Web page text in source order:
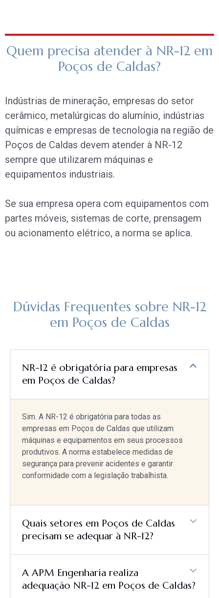
Quem precisa atender à NR-12 em
Poços de Caldas?
Indústrias de mineração, empresas do setor
cerâmico, metalúrgicas do alumínio, indústrias
químicas e empresas de tecnologia na região de
Poços de Caldas devem atender à NR-12
sempre que utilizarem máquinas e
equipamentos industriais.
Se sua empresa opera com equipamentos com
partes móveis, sistemas de corte, prensagem
ou acionamento elétrico, a norma se aplica.
Dúvidas Frequentes sobre NR-12
em Poços de Caldas
NR-12 é obrigatória para empresas
em Poços de Caldas?
Sim. A NR-12 é obrigatória para todas as
empresas em Poços de Caldas que utilizam
máquinas e equipamentos em seus processos
produtivos. A norma estabelece medidas de
segurança para prevenir acidentes e garantir
conformidade com a legislação trabalhista.
Quais setores em Poços de Caldas
precisam se adequar à NR-12?
A APM Engenharia realiza
adequação NR-12 em Poços de Caldas?